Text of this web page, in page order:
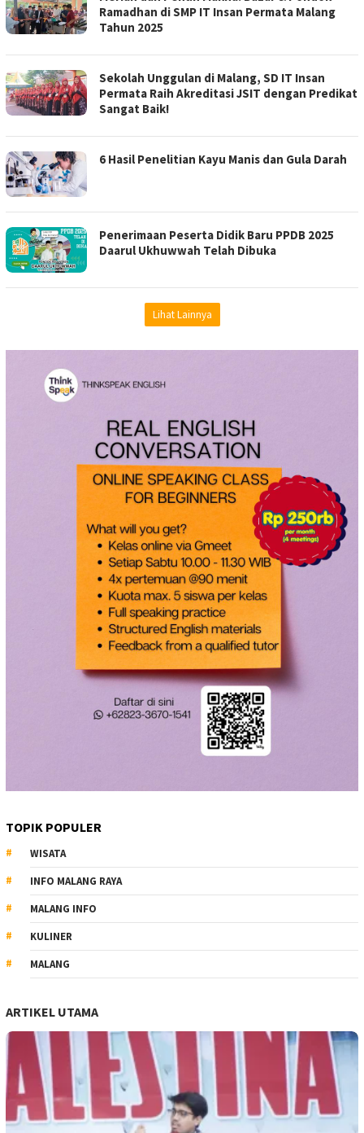
Ramadhan di SMP IT Insan Permata Malang
Tahun 2025
Sekolah Unggulan di Malang, SD IT Insan
Permata Raih Akreditasi JSIT dengan Predikat
Sangat Baik!
6 Hasil Penelitian Kayu Manis dan Gula Darah
Penerimaan Peserta Didik Baru PPDB 2025
Daarul Ukhuwwah Telah Dibuka
Lihat Lainnya
TOPIK POPULER
WISATA
INFO MALANG RAYA
MALANG INFO
KULINER
MALANG
ARTIKEL UTAMA